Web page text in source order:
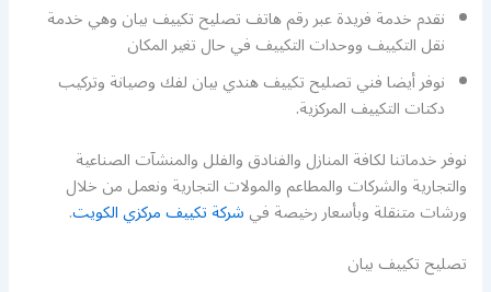
نقدم خدمة فريدة عبر رقم هاتف تصليح تكييف بيان وهي خدمة
نقل التكييف ووحدات التكييف في حال تغير المكان
نوفر أيضا فني تصليح تكييف هندي بيان لفك وصيانة وتركيب
دكتات التكييف المركزية.
نوفر خدماتنا لكافة المنازل والفنادق والفلل والمنشآت الصناعية
والتجارية والشركات والمطاعم والمولات التجارية ونعمل من خلال
ورشات متنقلة وبأسعار رخيصة فيشركة تكييف مركزي الكويت.
تصليح تكييف بيان